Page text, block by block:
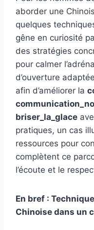
aborder une
quelques
gêne en curiosité
des stratégies
pour calmer
d’ouverture
afin d’améliorer la
briser_la_glace
pratiques, un cas
ressources pour
complètent ce
l’écoute et le
En bref :
Chinoise dans un